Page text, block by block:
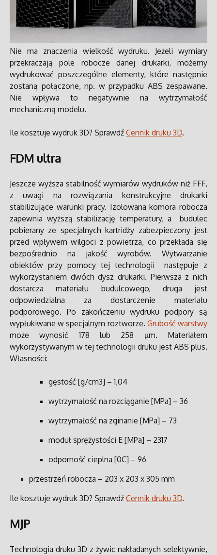
Nie ma znaczenia wielkość wydruku. Jeżeli wymiary
przekraczają pole robocze danej drukarki, możemy
wydrukować poszczególne elementy, które następnie
zostaną połączone, np. w przypadku ABS zespawane.
Nie wpływa to negatywnie na wytrzymałość
mechaniczną modelu.
Ile kosztuje wydruk 3D? Sprawdź Cennik druku 3D.
FDM ultra
Jeszcze wyższa stabilność wymiarów wydruków niż FFF,
z uwagi na rozwiązania konstrukcyjne drukarki
stabilizujące warunki pracy. Izolowana komora robocza
zapewnia wyższą stabilizację temperatury, a budulec
pobierany ze specjalnych kartridży zabezpieczony jest
przed wpływem wilgoci z powietrza, co przekłada się
bezpośrednio na jakość wyrobów. Wytwarzanie
obiektów przy pomocy tej technologii następuje z
wykorzystaniem dwóch dysz drukarki. Pierwsza z nich
dostarcza materiału budulcowego, druga jest
odpowiedzialna za dostarczenie materiału
podporowego. Po zakończeniu wydruku podpory są
wypłukiwane w specjalnym roztworze. Grubość warstwy
może wynosić 178 lub 258 µm. Materiałem
wykorzystywanym w tej technologii druku jest ABS plus.
Własności:
gęstość [g/cm3] – 1,04
wytrzymałość na rozciąganie [MPa] – 36
wytrzymałość na zginanie [MPa] – 73
moduł sprężystości E [MPa] – 2317
odporność cieplna [0C] – 96
przestrzeń robocza – 203 x 203 x 305 mm
Ile kosztuje wydruk 3D? Sprawdź Cennik druku 3D.
MJP
Technologia druku 3D z żywic nakładanych selektywnie,